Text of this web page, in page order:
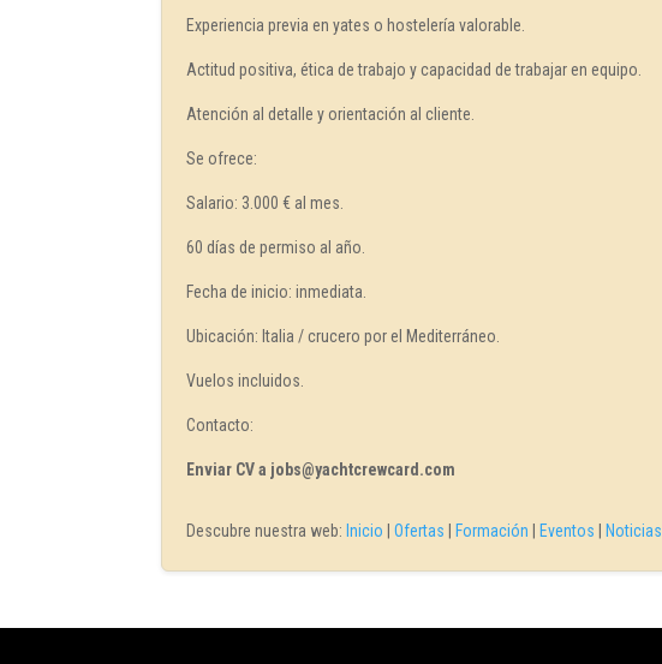
Experiencia previa en yates o hostelería valorable.
Actitud positiva, ética de trabajo y capacidad de trabajar en equipo.
Atención al detalle y orientación al cliente.
Se ofrece:
Salario: 3.000 € al mes.
60 días de permiso al año.
Fecha de inicio: inmediata.
Ubicación: Italia / crucero por el Mediterráneo.
Vuelos incluidos.
Contacto:
Enviar CV a jobs@yachtcrewcard.com
Descubre nuestra web: Inicio |Ofertas Formación Eventos Noticias